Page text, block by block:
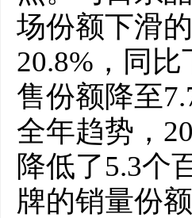
场份额下滑
20.8%，同
售份额降至
全年趋势，
降低了5.3个
牌的销量份